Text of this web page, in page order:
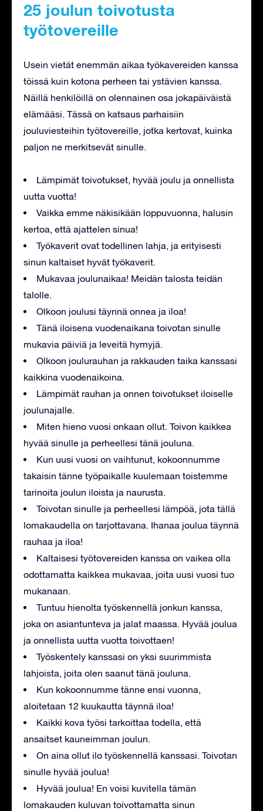
25 joulun toivotusta
työtovereille
Usein vietät enemmän aikaa työkavereiden kanssa
töissä kuin kotona perheen tai ystävien kanssa.
Näillä henkilöillä on olennainen osa jokapäiväistä
elämääsi. Tässä on katsaus parhaisiin
jouluviesteihin työtovereille, jotka kertovat, kuinka
paljon ne merkitsevät sinulle.
Lämpimät toivotukset, hyvää joulu ja onnellista
uutta vuotta!
Vaikka emme näkisikään loppuvuonna, halusin
kertoa, että ajattelen sinua!
Työkaverit ovat todellinen lahja, ja erityisesti
sinun kaltaiset hyvät työkaverit.
Mukavaa joulunaikaa! Meidän talosta teidän
talolle.
Olkoon joulusi täynnä onnea ja iloa!
Tänä iloisena vuodenaikana toivotan sinulle
mukavia päiviä ja leveitä hymyjä.
Olkoon joulurauhan ja rakkauden taika kanssasi
kaikkina vuodenaikoina.
Lämpimät rauhan ja onnen toivotukset iloiselle
joulunajalle.
Miten hieno vuosi onkaan ollut. Toivon kaikkea
hyvää sinulle ja perheellesi tänä jouluna.
Kun uusi vuosi on vaihtunut, kokoonnumme
takaisin tänne työpaikalle kuulemaan toistemme
tarinoita joulun iloista ja naurusta.
Toivotan sinulle ja perheellesi lämpöä, jota tällä
lomakaudella on tarjottavana. Ihanaa joulua täynnä
rauhaa ja iloa!
Kaltaisesi työtovereiden kanssa on vaikea olla
odottamatta kaikkea mukavaa, joita uusi vuosi tuo
mukanaan.
Tuntuu hienolta työskennellä jonkun kanssa,
joka on asiantunteva ja jalat maassa. Hyvää joulua
ja onnellista uutta vuotta toivottaen!
Työskentely kanssasi on yksi suurimmista
lahjoista, joita olen saanut tänä jouluna.
Kun kokoonnumme tänne ensi vuonna,
aloitetaan 12 kuukautta täynnä iloa!
Kaikki kova työsi tarkoittaa todella, että
ansaitset kauneimman joulun.
On aina ollut ilo työskennellä kanssasi. Toivotan
sinulle hyvää joulua!
Hyvää joulua! En voisi kuvitella tämän
lomakauden kuluvan toivottamatta sinun